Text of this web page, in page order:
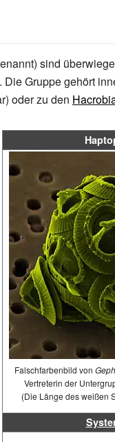
sind
. Die Gruppe gehört
oder zu den
Falschfarbenbild von
Vertreterin der
(Die Länge des weißen